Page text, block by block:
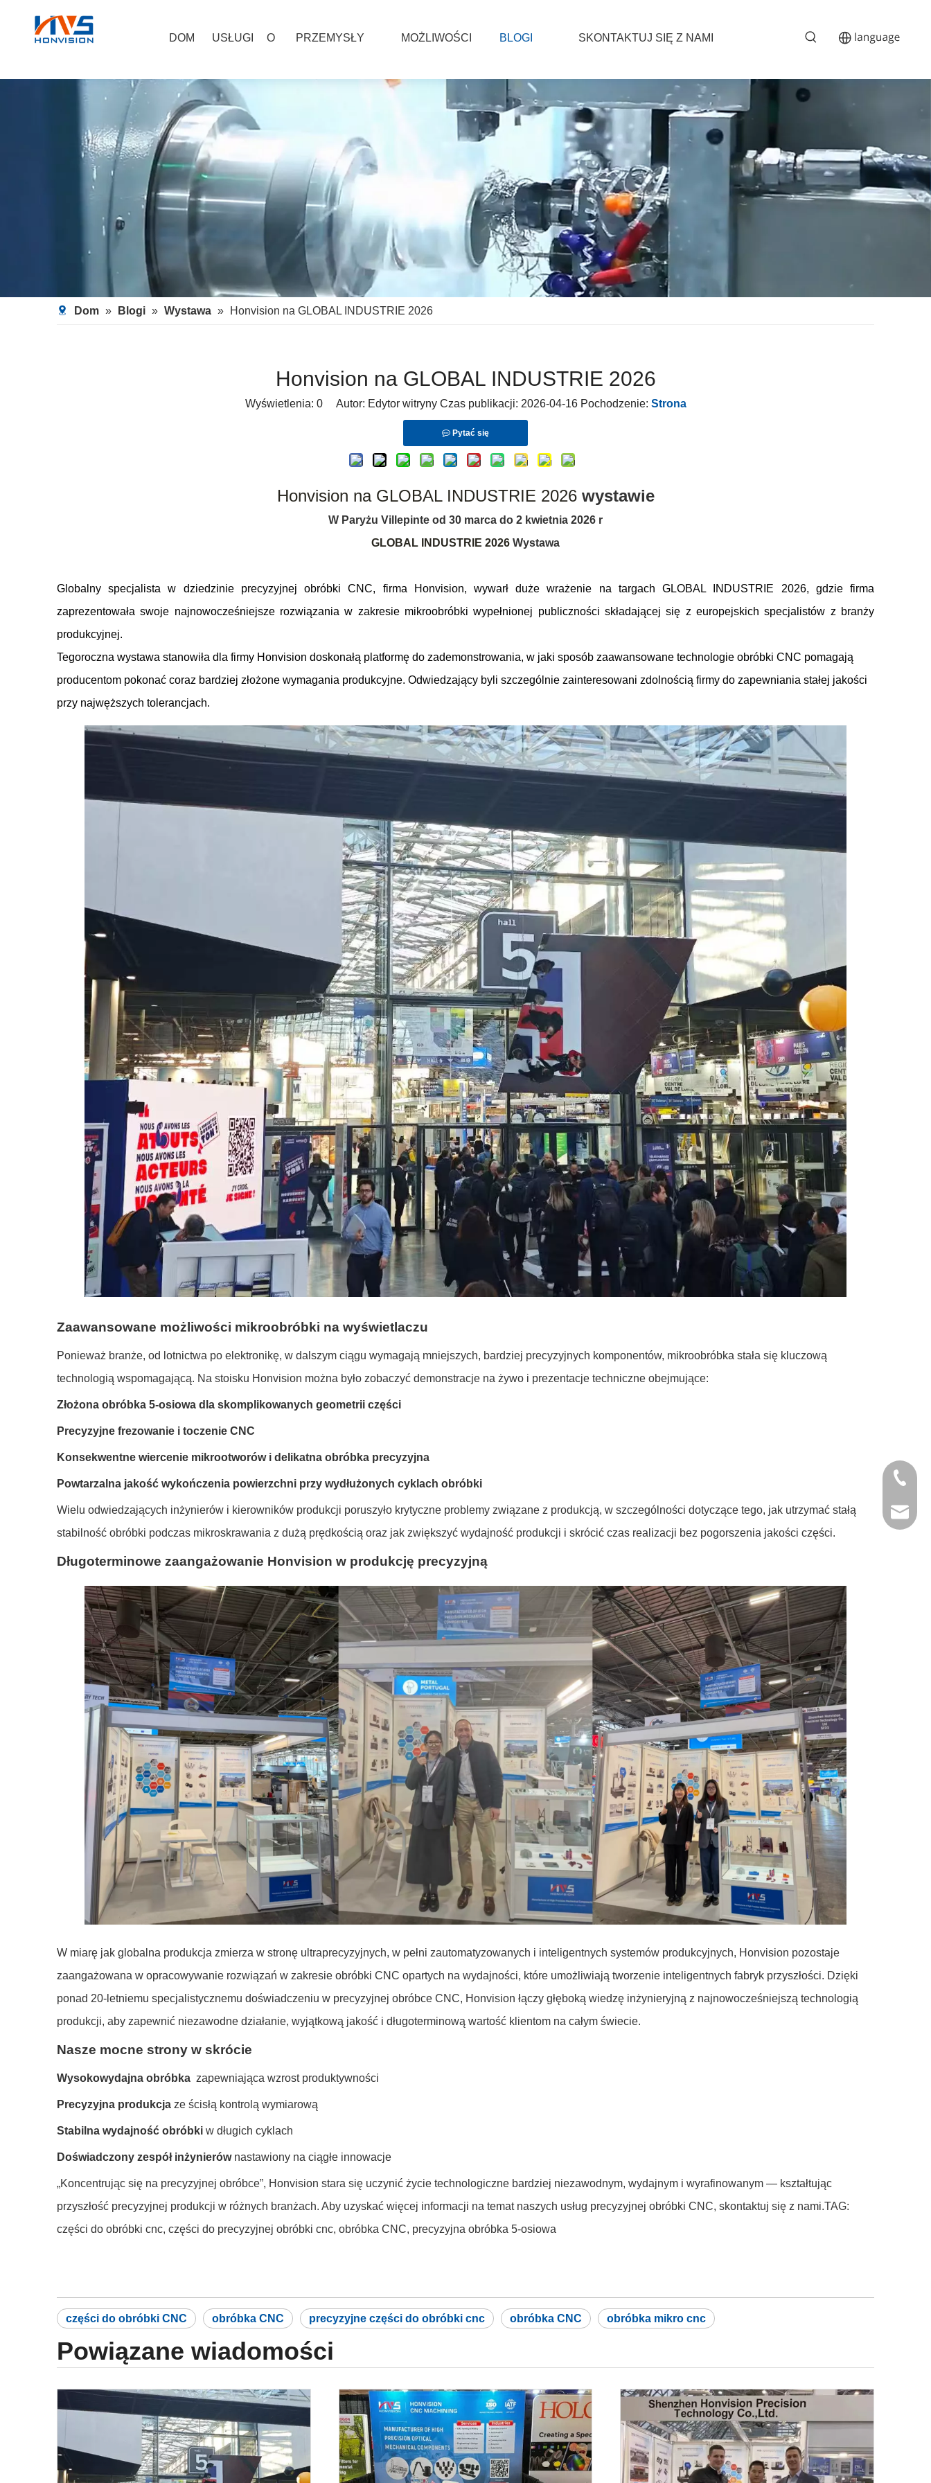
DOM USŁUGI O PRZEMYSŁY MOŻLIWOŚCI BLOGI SKONTAKTUJ SIĘ Z NAMI
Dom » Blogi » Wystawa » Honvision na GLOBAL INDUSTRIE 2026
Honvision na GLOBAL INDUSTRIE 2026
Wyświetlenia: 0Autor: Edytor witryny Czas publikacji: 2026-04-16 Pochodzenie: Strona
Pytać się
Honvision na GLOBAL INDUSTRIE 2026wystawie
W Paryżu Villepinte od 30 marca do 2 kwietnia 2026 r
GLOBAL INDUSTRIE 2026 Wystawa
Globalny specjalista w dziedzinie precyzyjnej obróbki CNC, firma Honvision, wywarł duże wrażenie na targach GLOBAL INDUSTRIE 2026, gdzie firma
zaprezentowała swoje najnowocześniejsze rozwiązania w zakresie mikroobróbki wypełnionej publiczności składającej się z europejskich specjalistów z branży
produkcyjnej.
Tegoroczna wystawa stanowiła dla firmy Honvision doskonałą platformę do zademonstrowania, w jaki sposób zaawansowane technologie obróbki CNC pomagają
producentom pokonać coraz bardziej złożone wymagania produkcyjne. Odwiedzający byli szczególnie zainteresowani zdolnością firmy do zapewniania stałej jakości
przy najwęższych tolerancjach.
Zaawansowane możliwości mikroobróbki na wyświetlaczu
Ponieważ branże, od lotnictwa po elektronikę, w dalszym ciągu wymagają mniejszych, bardziej precyzyjnych komponentów, mikroobróbka stała się kluczową
technologią wspomagającą. Na stoisku Honvision można było zobaczyć demonstracje na żywo i prezentacje techniczne obejmujące:
Złożona obróbka 5-osiowa dla skomplikowanych geometrii części
Precyzyjne frezowanie i toczenie CNC
Konsekwentne wiercenie mikrootworów i delikatna obróbka precyzyjna
Powtarzalna jakość wykończenia powierzchni przy wydłużonych cyklach obróbki
Wielu odwiedzających inżynierów i kierowników produkcji poruszyło krytyczne problemy związane z produkcją, w szczególności dotyczące tego, jak utrzymać stałą
stabilność obróbki podczas mikroskrawania z dużą prędkością oraz jak zwiększyć wydajność produkcji i skrócić czas realizacji bez pogorszenia jakości części.
Długoterminowe zaangażowanie Honvision w produkcję precyzyjną
W miarę jak globalna produkcja zmierza w stronę ultraprecyzyjnych, w pełni zautomatyzowanych i inteligentnych systemów produkcyjnych, Honvision pozostaje
zaangażowana w opracowywanie rozwiązań w zakresie obróbki CNC opartych na wydajności, które umożliwiają tworzenie inteligentnych fabryk przyszłości. Dzięki
ponad 20-letniemu specjalistycznemu doświadczeniu w precyzyjnej obróbce CNC, Honvision łączy głęboką wiedzę inżynieryjną z najnowocześniejszą technologią
produkcji, aby zapewnić niezawodne działanie, wyjątkową jakość i długoterminową wartość klientom na całym świecie.
Nasze mocne strony w skrócie
Wysokowydajna obróbka zapewniająca wzrost produktywności
Precyzyjna produkcja ze ścisłą kontrolą wymiarową
Stabilna wydajność obróbki w długich cyklach
Doświadczony zespół inżynierów nastawiony na ciągłe innowacje
„Koncentrując się na precyzyjnej obróbce”, Honvision stara się uczynić życie technologiczne bardziej niezawodnym, wydajnym i wyrafinowanym — kształtując
przyszłość precyzyjnej produkcji w różnych branżach. Aby uzyskać więcej informacji na temat naszych usług precyzyjnej obróbki CNC, skontaktuj się z nami.TAG:
części do obróbki cnc, części do precyzyjnej obróbki cnc, obróbka CNC, precyzyjna obróbka 5-osiowa
części do obróbki CNC obróbka CNC precyzyjne części do obróbki cnc obróbka CNC obróbka mikro cnc
Powiązane wiadomości
+